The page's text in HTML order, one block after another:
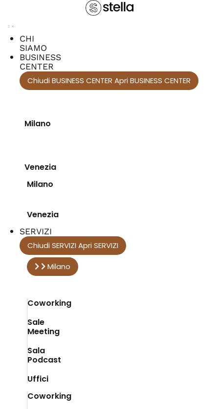
contenuto
CHI
SIAMO
BUSINESS
CENTER
Chiudi BUSINESS CENTER Apri BUSINESS CENTER
Milano
Venezia
Milano
Venezia
SERVIZI
Chiudi SERVIZI Apri SERVIZI
Milano
Coworking
Sale
Meeting
Sala
Podcast
Uffici
Coworking